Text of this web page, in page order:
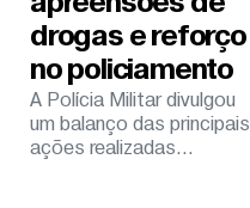
drogas e reforço
no policiamento
A Polícia Militar divulgou
um balanço das principais
ações realizadas...